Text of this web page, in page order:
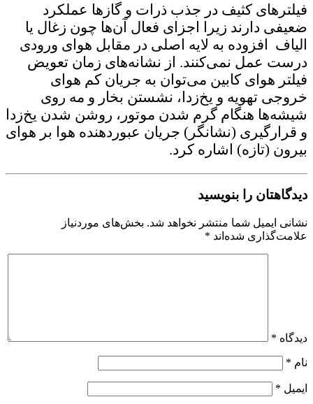
فیلترهای کثیف در جذب ذرات و گازها عملکرد
ضعیفی دارند زیرا اجزای فعال آن‌ها چون زغال یا
الیاف افزوده به لایه اصلی در مقابل هوای ورودی
درست عمل نمی‌کنند. از نشانه‌های زمان تعویض
فیلتر هوای کابین می‌توان به جریان کم هوای
خروجی تهویه و یخ‌زدا، نشستن بخار و مه روی
شیشه‌ها هنگام گرم شدن موتور، روشن شدن یخ‌زدا
و قرارگیری (نشانگر) جریان عبوردهنده هوا بر هوای
بیرون (تازه) اشاره کرد.
دیدگاهتان را بنویسید
نشانی ایمیل شما منتشر نخواهد شد. بخش‌های موردنیاز
علامت‌گذاری شده‌اند *
دیدگاه *
نام *
ایمیل *